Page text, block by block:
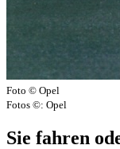
Foto © Opel
Fotos ©: Opel
Sie fahren